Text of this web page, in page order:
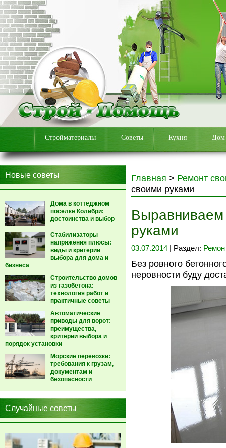
Стройматериалы Советы Кухня Дом
Новые советы
Дома в коттеджном
поселке Колибри:
достоинства и выбор
Стабилизаторы
напряжения плюсы:
виды и критерии
выбора для дома и
бизнеса
Строительство домов
из газобетона:
технология работ и
практичные советы
Автоматические
приводы для ворот:
преимущества,
критерии выбора и
порядок установки
Морские перевозки:
требования к грузам,
документам и
безопасности
Случайные советы
Главная > Ремонт
своими руками
Выравниваем
руками
03.07.2014 | Раздел:
Без ровного
неровности буду